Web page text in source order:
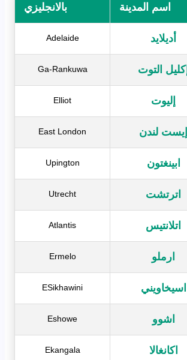
اسم المدينة بالانجليزي
أديلايد Adelaide
إكليل التوت Ga-Rankuwa
إليوت Elliot
إيست لندن East London
ابينغتون Upington
اترتشت Utrecht
اتلانتيس Atlantis
ارملو Ermelo
اسيخاويني ESikhawini
اشوو Eshowe
اكانغالا Ekangala